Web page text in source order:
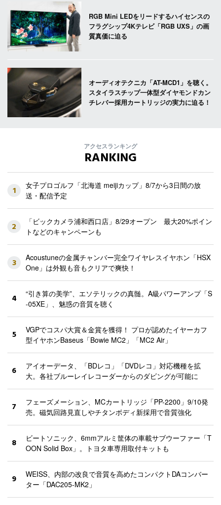
RGB Mini LEDをリードするハイセンスの
フラグシップ4Kテレビ「RGB UXS」の画
質真価に迫る
オーディオテクニカ「AT-MCD1」を聴く。
スタイラスチップ一体型ダイヤモンドカン
チレバー採用カートリッジの実力に迫る！
アクセスランキング
RANKING
1
女子プロゴルフ「北海道 meijiカップ」8/7から3日間の放
送・配信予定
2
「ビックカメラ浦和西口店」8/29オープン 最大20%ポイン
トなどのキャンペーンも
3
Acoustuneの金属チャンバー完全ワイヤレスイヤホン「HSX
One」は外観も音もクリアで爽快！
4
“引き算の美学”、エソテリックの真髄。A級パワーアンプ「S
-05XE」、魅惑の音質を聴く
5
VGPでコスパ大賞＆金賞を獲得！ プロが認めたイヤーカフ
型イヤホンBaseus「Bowie MC2」「MC2 Air」
6
アイオーデータ、「BDレコ」「DVDレコ」対応機種を拡
大。各社ブルーレイレコーダーからのダビングが可能に
7
フェーズメーション、MCカートリッジ「PP-2200」9/10発
売。磁気回路見直しやチタンボディ新採用で音質強化
8
ビートソニック、6mmアルミ筐体の車載サブウーファー「T
OON Solid Box」。トヨタ車専用取付キットも
9
WEISS、内部の改良で音質を高めたコンパクトDAコンバー
ター「DAC205-MK2」